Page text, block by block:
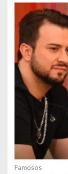
Famosos